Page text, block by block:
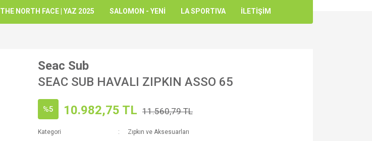
THE NORTH FACE | YAZ 2025 SALOMON - YENİ LA SPORTIVA İLETİŞİM
Seac Sub
SEAC SUB HAVALI ZIPKIN ASSO 65
%5 10.982,75 TL 11.560,79 TL
Kategori
Zıpkın ve Aksesuarları